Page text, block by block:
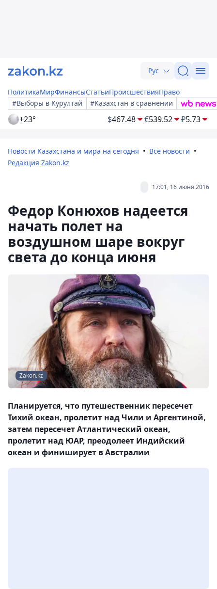
Рус
ПолитикаМирФинансыСтатьиПроисшествияПраво
#Выборы в Курултай
#Казахстан в сравнении
+23° $467.48 €539.52 ₽5.73
Новости Казахстана и мира на сегодня
Все новости
Редакция Zakon.kz
17:01, 16 июня 2016
Федор Конюхов надеется
начать полет на
воздушном шаре вокруг
света до конца июня
Zakon.kz
Планируется, что путешественник пересечет
Тихий океан, пролетит над Чили и Аргентиной,
затем пересечет Атлантический океан,
пролетит над ЮАР, преодолеет Индийский
океан и финиширует в Австралии